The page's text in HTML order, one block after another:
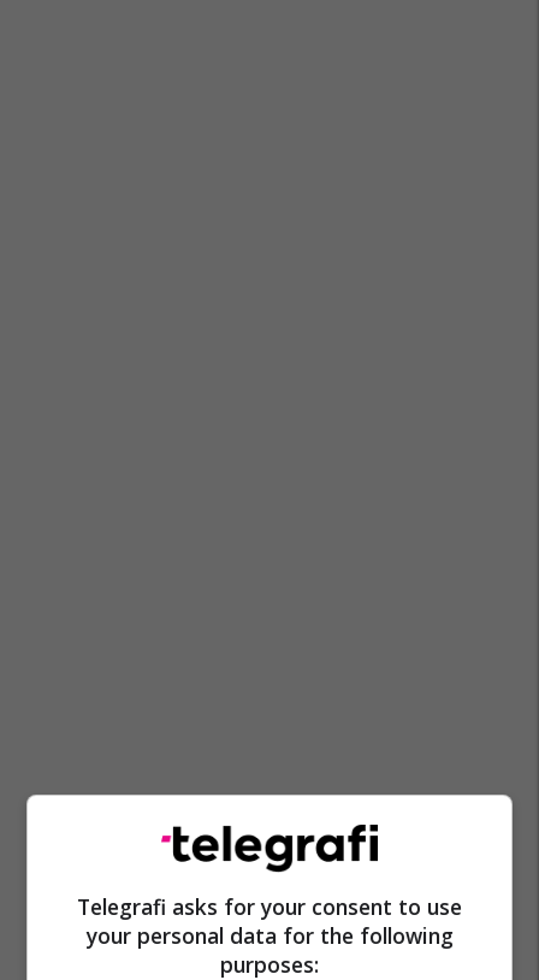
Telegrafi asks for your consent to use
your personal data for the following
purposes: